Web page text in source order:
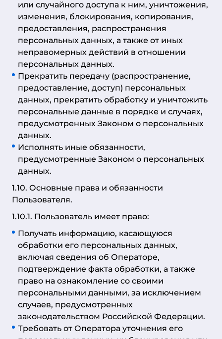
или случайного доступа к ним, уничтожения,
изменения, блокирования, копирования,
предоставления, распространения
персональных данных, а также от иных
неправомерных действий в отношении
персональных данных.
Прекратить передачу (распространение,
предоставление, доступ) персональных
данных, прекратить обработку и уничтожить
персональные данные в порядке и случаях,
предусмотренных Законом о персональных
данных.
Исполнять иные обязанности,
предусмотренные Законом о персональных
данных.
1.10. Основные права и обязанности
Пользователя.
1.10.1. Пользователь имеет право:
Получать информацию, касающуюся
обработки его персональных данных,
включая сведения об Операторе,
подтверждение факта обработки, а также
право на ознакомление со своими
персональными данными, за исключением
случаев, предусмотренных
законодательством Российской Федерации.
Требовать от Оператора уточнения его